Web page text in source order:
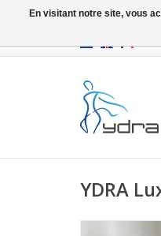
YDRA
En visitant notre site, vous